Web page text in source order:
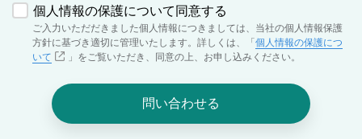
個人情報の保護について同意する
ご入力いただだきました個人情報につきましては、当社の個人情報保護
方針に基づき適切に管理いたします。詳しくは、「個人情報の保護につ
いて
」をご覧いただき、同意の上、お申し込みください。
問い合わせる